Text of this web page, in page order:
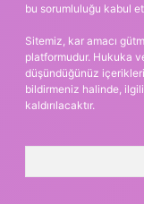
bu sorumluluğu kabul
Sitemiz, kar amacı
platformudur. Hukuka
düşündüğünüz içerikleri,
bildirmeniz halinde,
kaldırılacaktır.